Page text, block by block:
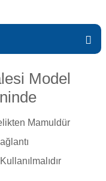
Kimyasalları Setleri
Öldürücü
Model
Mamuldür